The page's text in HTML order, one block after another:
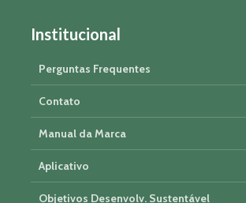
Institucional
Perguntas Frequentes
Contato
Manual da Marca
Aplicativo
Objetivos Desenvolv. Sustentável